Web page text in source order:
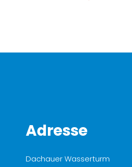
Adresse
Dachauer Wasserturm